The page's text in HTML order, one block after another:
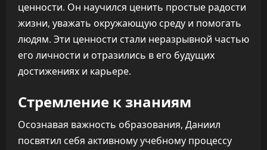
ценности. Он научился ценить простые радости
жизни, уважать окружающую среду и помогать
людям. Эти ценности стали неразрывной частью
его личности и отразились в его будущих
достижениях и карьере.
Стремление к знаниям
Осознавая важность образования, Даниил
посвятил себя активному учебному процессу